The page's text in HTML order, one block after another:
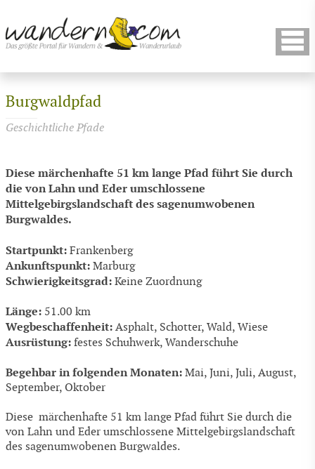
Burgwaldpfad
Geschichtliche Pfade
Diese märchenhafte 51 km lange Pfad führt Sie durch
die von Lahn und Eder umschlossene
Mittelgebirgslandschaft des sagenumwobenen
Burgwaldes.
Startpunkt: Frankenberg
Ankunftspunkt: Marburg
Schwierigkeitsgrad: Keine Zuordnung
Länge: 51.00 km
Wegbeschaffenheit: Asphalt, Schotter, Wald, Wiese
Ausrüstung: festes Schuhwerk, Wanderschuhe
Begehbar in folgenden Monaten: Mai, Juni, Juli, August,
September, Oktober
Diese märchenhafte 51 km lange Pfad führt Sie durch die
von Lahn und Eder umschlossene Mittelgebirgslandschaft
des sagenumwobenen Burgwaldes.